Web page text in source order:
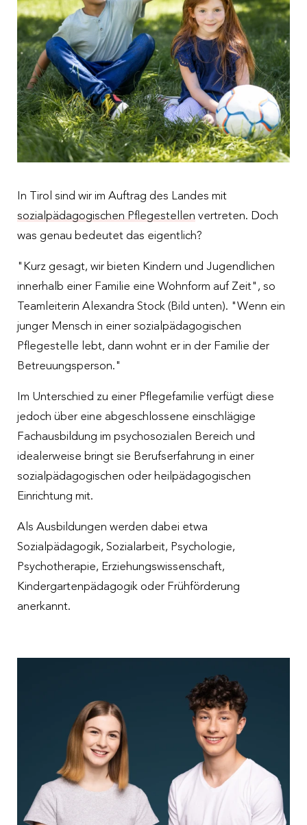
Spendendosen
Spendengütesiegel
Spendenabsetzbarkeit
Organisation
Nachhaltigkeit
Jahresberichte
Zahlen und Fakten
Partner:innen
Fragen und Antworten
Menschen
Traineeprogramm
Freiwilligenengagement
Fragen und Antworten zur Bewerbung
Up to date
Meldungen
Veranstaltungen
Downloads
Pressesprecherin
In Tirol sind wir im Auftrag des Landes mit
sozialpädagogischen Pflegestellen vertreten. Doch
was genau bedeutet das eigentlich?
"Kurz gesagt, wir bieten Kindern und Jugendlichen
innerhalb einer Familie eine Wohnform auf Zeit", so
Teamleiterin Alexandra Stock (Bild unten). "Wenn ein
junger Mensch in einer sozialpädagogischen
Pflegestelle lebt, dann wohnt er in der Familie der
Betreuungsperson."
Im Unterschied zu einer Pflegefamilie verfügt diese
jedoch über eine abgeschlossene einschlägige
Fachausbildung im psychosozialen Bereich und
idealerweise bringt sie Berufserfahrung in einer
sozialpädagogischen oder heilpädagogischen
Einrichtung mit.
Als Ausbildungen werden dabei etwa
Sozialpädagogik, Sozialarbeit, Psychologie,
Psychotherapie, Erziehungswissenschaft,
Kindergartenpädagogik oder Frühförderung
anerkannt.